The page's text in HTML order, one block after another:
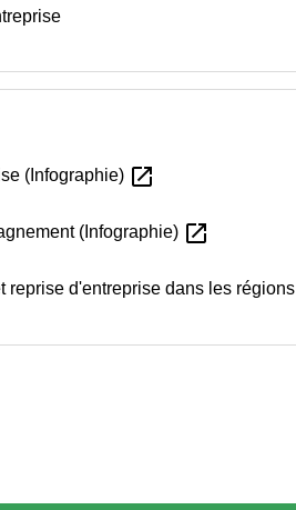
(Infographie) open_in_new
(Infographie) open_in_new
reprise d'entreprise dans les régions